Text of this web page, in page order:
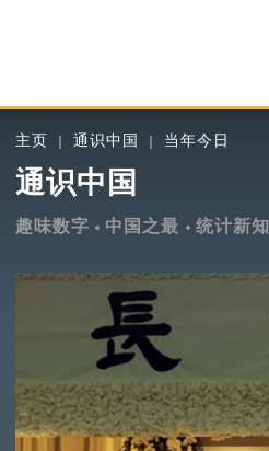
主页 通识中国 当年今日
通识中国
趣味数字 中国之最 统计新知